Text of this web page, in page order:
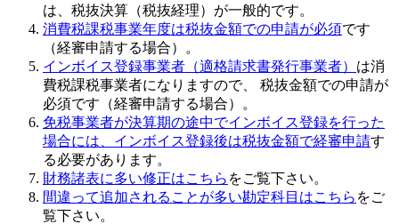
は、税抜決算（税抜経理） が一般的です。
消費税課税事業年度は税抜金額での申請が必須です
（経審申請する場合）。
インボイス登録事業者（適格請求書発行事業者） は消
費税課税事業者になりますので、 税抜金額での申請が
必須です（経審申請する場合）。
免税事業者が決算期の途中でインボイス登録を行った
場合には、インボイス登録後は税抜金額で経審申請す
る必要があります。
財務諸表に多い修正はこちら をご覧下さい。
間違って追加されることが多い勘定科目はこちら をご
覧下さい。